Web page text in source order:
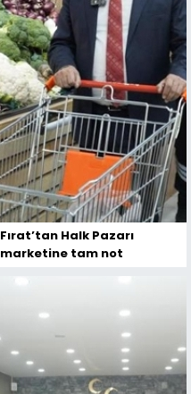
Fırat’tan Halk Pazarı
marketine tam not